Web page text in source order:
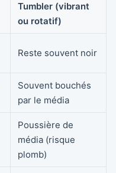
Tumbler (vibrant
ou rotatif)
Reste souvent noir
Souvent bouchés
par le média
Poussière de
média (risque
plomb)